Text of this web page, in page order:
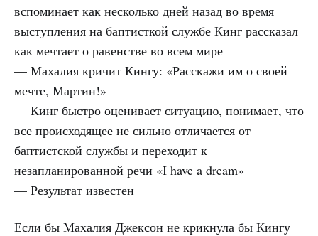
вспоминает как несколько дней назад во время
выступления на баптисткой службе Кинг рассказал
как мечтает о равенстве во всем мире
— Махалия кричит Кингу: «Расскажи им о своей
мечте, Мартин!»
— Кинг быстро оценивает ситуацию, понимает, что
все происходящее не сильно отличается от
баптистской службы и переходит к
незапланированной речи «I have a dream»
— Результат известен
Если бы Махалия Джексон не крикнула бы Кингу